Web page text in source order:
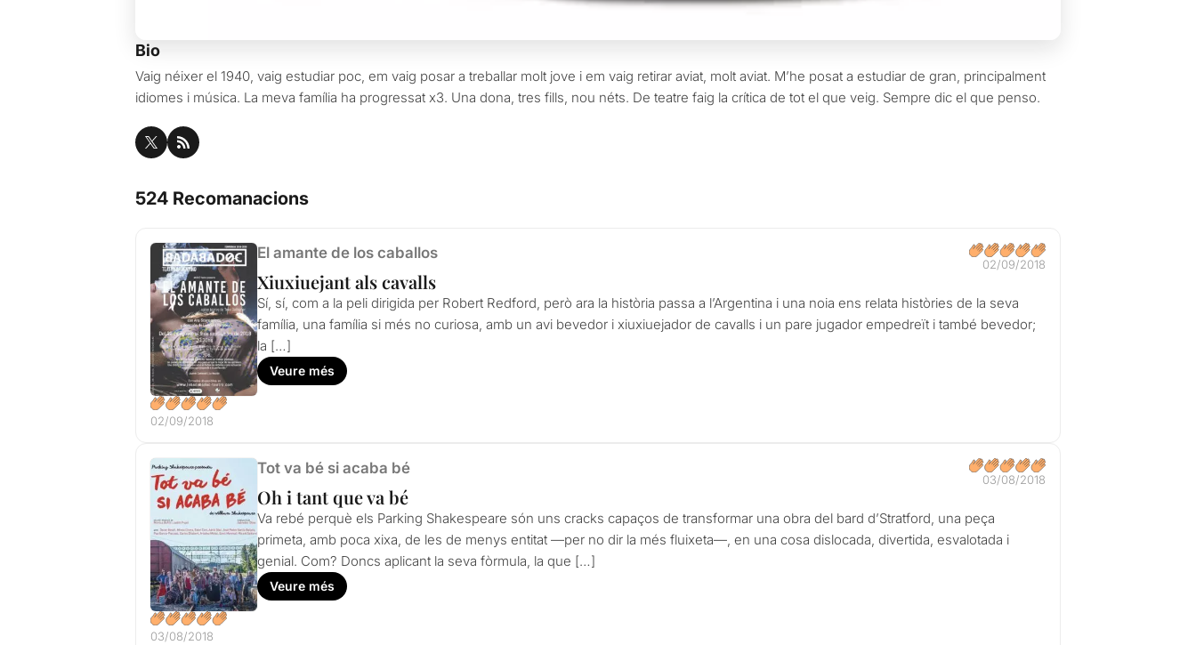
Bio
Vaig néixer el 1940, vaig estudiar poc, em vaig posar a treballar molt jove i em vaig retirar aviat, molt aviat. M’he posat a estudiar de gran, principalment
idiomes i música. La meva família ha progressat x3. Una dona, tres fills, nou néts. De teatre faig la crítica de tot el que veig. Sempre dic el que penso.
524 Recomanacions
02/09/2018
El amante de los caballos
02/09/2018
Xiuxiuejant als cavalls
Sí, sí, com a la peli dirigida per Robert Redford, però ara la història passa a l’Argentina i una noia ens relata històries de la seva
família, una família si més no curiosa, amb un avi bevedor i xiuxiuejador de cavalls i un pare jugador empedreït i també bevedor;
la […]
Veure més
03/08/2018
Tot va bé si acaba bé
03/08/2018
Oh i tant que va bé
Va rebé perquè els Parking Shakespeare són uns cracks capaços de transformar una obra del bard d’Stratford, una peça
primeta, amb poca xixa, de les de menys entitat —per no dir la més fluixeta—, en una cosa dislocada, divertida, esvalotada i
genial. Com? Doncs aplicant la seva fòrmula, la que […]
Veure més